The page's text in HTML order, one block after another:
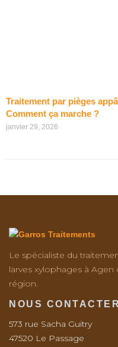
Traitement par pièges
Comment ça marche ?
janvier 29, 2026
Le spécialiste du
larves xylophages à
région.
NOUS CONTACTER
573 rue Sacha Guitry
47520 Le Passage